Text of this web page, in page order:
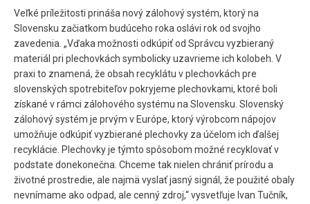
Veľké príležitosti prináša nový zálohový systém, ktorý na
Slovensku začiatkom budúceho roka oslávi rok od svojho
zavedenia. „Vďaka možnosti odkúpiť od Správcu vyzbieraný
materiál pri plechovkách symbolicky uzavrieme ich kolobeh. V
praxi to znamená, že obsah recyklátu v plechovkách pre
slovenských spotrebiteľov pokryjeme plechovkami, ktoré boli
získané v rámci zálohového systému na Slovensku. Slovenský
zálohový systém je prvým v Európe, ktorý výrobcom nápojov
umožňuje odkúpiť vyzbierané plechovky za účelom ich ďalšej
recyklácie. Plechovky je týmto spôsobom možné recyklovať v
podstate donekonečna. Chceme tak nielen chrániť prírodu a
životné prostredie, ale najmä vyslať jasný signál, že použité obaly
nevnímame ako odpad, ale cenný zdroj,“ vysvetľuje Ivan Tučník,